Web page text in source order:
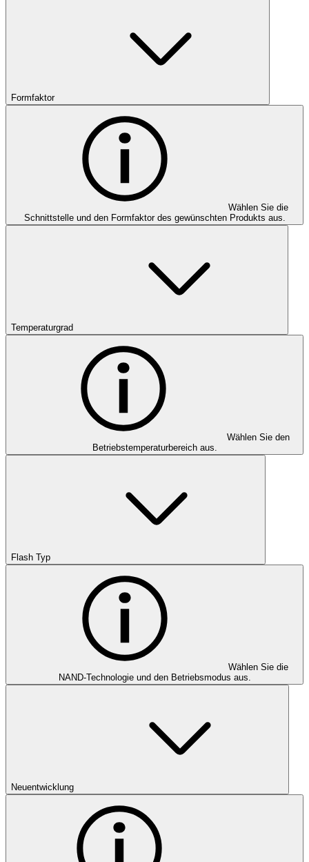
Formfaktor
Wählen Sie die
Schnittstelle und den Formfaktor des gewünschten Produkts aus.
Temperaturgrad
Wählen Sie den
Betriebstemperaturbereich aus.
Flash Typ
Wählen Sie die
NAND-Technologie und den Betriebsmodus aus.
Neuentwicklung